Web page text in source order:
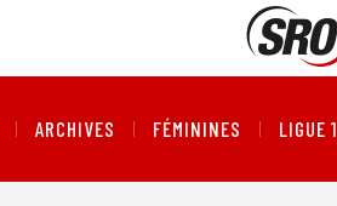
ARCHIVES FÉMININES LIGUE 1